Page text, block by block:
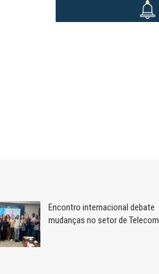
Encontro internacional debate
mudanças no setor de Telecom